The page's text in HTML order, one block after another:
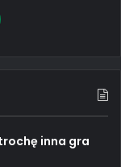
inna gra